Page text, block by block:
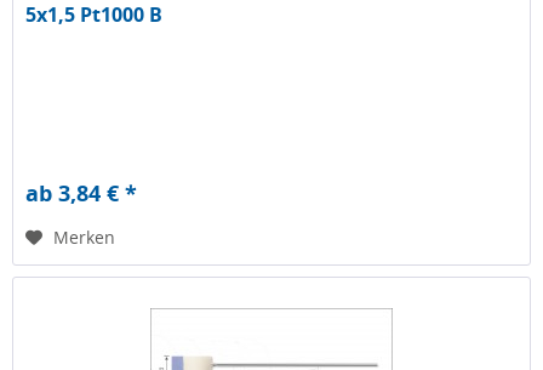
5x1,5 Pt1000 B
ab 3,84 € *
Merken